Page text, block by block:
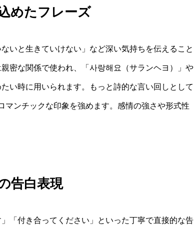
めたフレーズ
いと生きていけない」など深い気持ちを伝えること
密な関係で使われ、「사랑해요（サランヘヨ）」や
い時に用いられます。もっと詩的な言い回しとして
マンチックな印象を強めます。感情の強さや形式性
告白表現
「付き合ってください」といった丁寧で直接的な告